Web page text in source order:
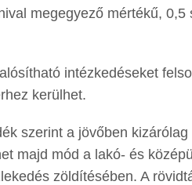
megegyező mértékű,
intézkedéseket
kerülhet.
szerint a jövőben
majd mód a lakó- és
zöldítésében. A